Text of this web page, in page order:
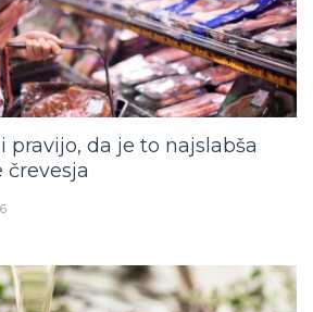
pravijo, da je to najslabša
črevesja